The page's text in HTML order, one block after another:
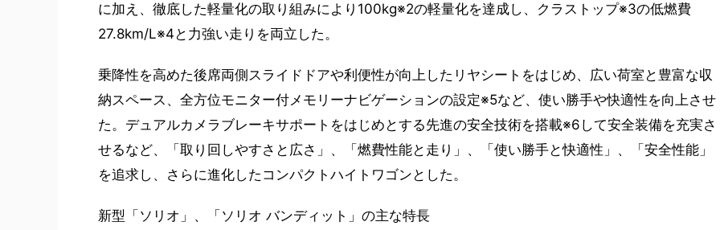
に加え、徹底した軽量化の取り組みにより100kg※2の軽量化を達成し、クラストップ※3の低燃費
27.8km/L※4と力強い走りを両立した。
乗降性を高めた後席両側スライドドアや利便性が向上したリヤシートをはじめ、広い荷室と豊富な収
納スペース、全方位モニター付メモリーナビゲーションの設定※5など、使い勝手や快適性を向上させ
た。デュアルカメラブレーキサポートをはじめとする先進の安全技術を搭載※6して安全装備を充実さ
せるなど、「取り回しやすさと広さ」、「燃費性能と走り」、「使い勝手と快適性」、「安全性能」
を追求し、さらに進化したコンパクトハイトワゴンとした。
新型「ソリオ」、「ソリオ バンディット」の主な特長